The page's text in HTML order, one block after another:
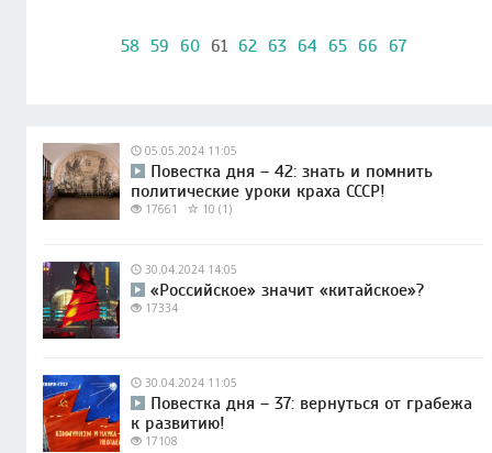
58 59 60 61 62 63 64 65 66 67
05.05.2024 11:05
Повестка дня – 42: знать и помнить
политические уроки краха СССР!
17661 10 (1)
30.04.2024 14:05
«Российское» значит «китайское»?
17334
30.04.2024 11:05
Повестка дня – 37: вернуться от грабежа
к развитию!
17108